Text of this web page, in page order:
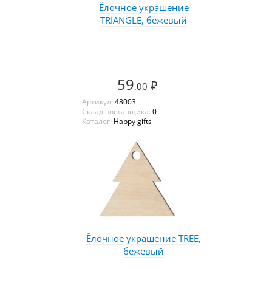
Ёлочное украшение
TRIANGLE, бежевый
59,00 ₽
Артикул: 48003
Склад поставщика: 0
Каталог: Happy gifts
Ёлочное украшение TREE,
бежевый